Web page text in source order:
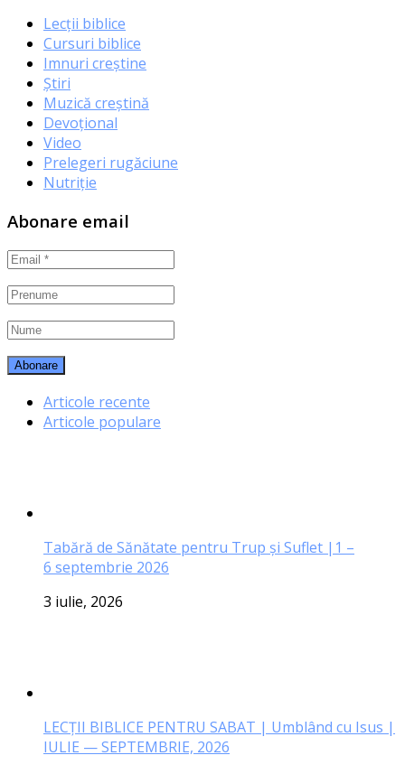
Lecții biblice
Cursuri biblice
Imnuri creștine
Știri
Muzică creștină
Devoțional
Video
Prelegeri rugăciune
Nutriție
Abonare email
Articole recente
Articole populare
Tabără de Sănătate pentru Trup și Suflet |1 –
6 septembrie 2026
3 iulie, 2026
LECŢII BIBLICE PENTRU SABAT | Umblând cu Isus |
IULIE — SEPTEMBRIE, 2026